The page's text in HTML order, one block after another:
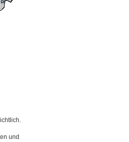
und